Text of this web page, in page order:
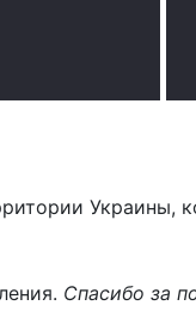
Украины,
Спасибо за